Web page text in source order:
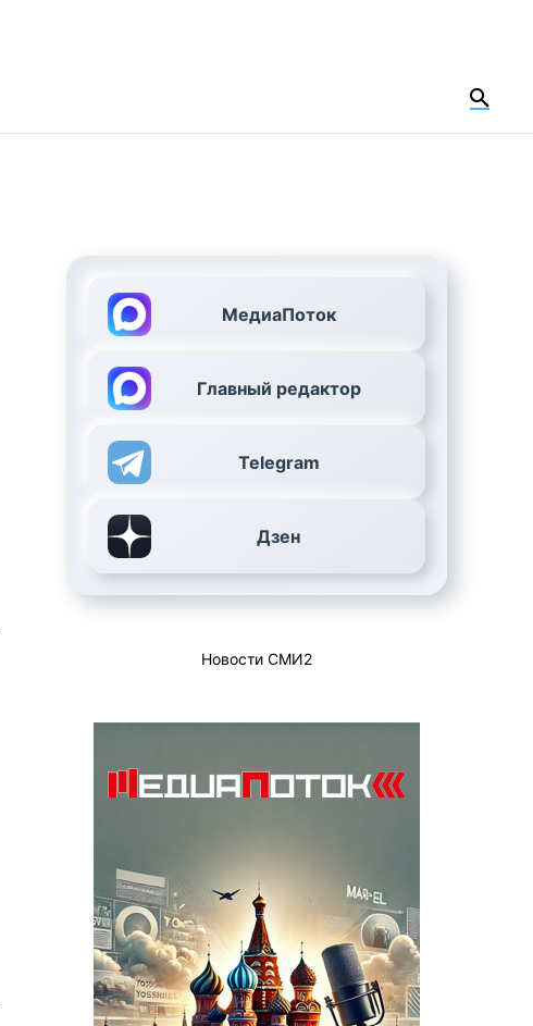
МедиаПоток
Главный редактор
Telegram
Дзен
Новости СМИ2